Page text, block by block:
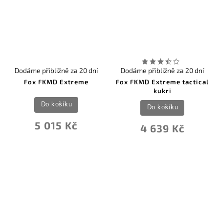
Fox FKMD Extreme
Dodáme přibližně za 20 dní
5 015 Kč
Do košíku
Fox FKMD Extreme tactical
kukri
Dodáme přibližně za 20 dní
4 639 Kč
Do košíku